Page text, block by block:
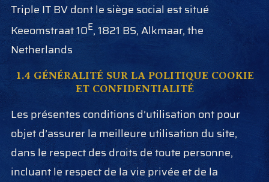
Triple IT BV dont le siège social est situé
Keeomstraat 10E, 1821 BS, Alkmaar, the
Netherlands
1.4 GÉNÉRALITÉ SUR LA POLITIQUE COOKIE
ET CONFIDENTIALITÉ
Les présentes conditions d’utilisation ont pour
objet d’assurer la meilleure utilisation du site,
dans le respect des droits de toute personne,
incluant le respect de la vie privée et de la